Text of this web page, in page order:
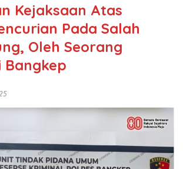
Kejaksaan Atas
Pada Salah
Oleh Seorang
Bangkep